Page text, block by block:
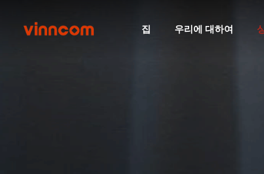
집 우리에 대하여